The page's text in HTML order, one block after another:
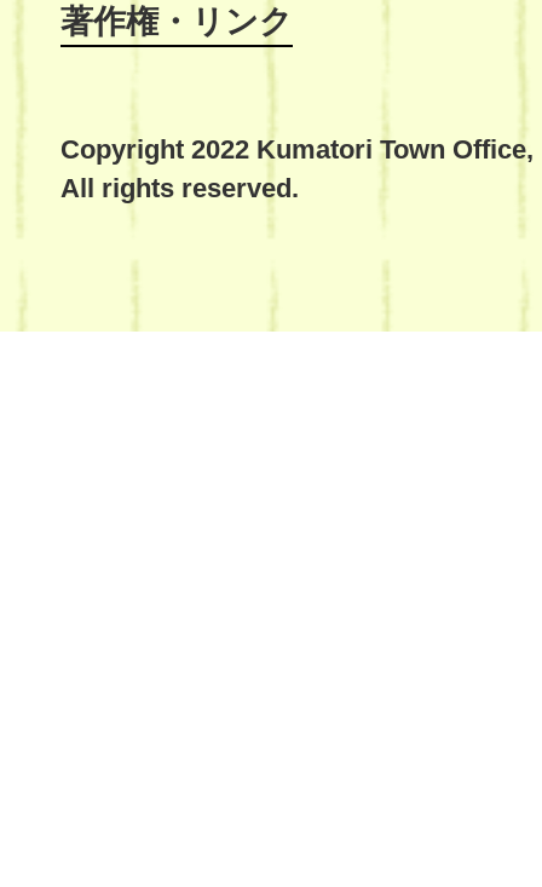
著作権・リンク
Copyright 2022 Kumatori Town Office,
All rights reserved.